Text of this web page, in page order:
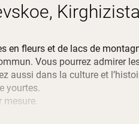
en fleurs et de lacs de
Vous pourrez admirer
aussi dans la culture et
yourtes.
mesure.